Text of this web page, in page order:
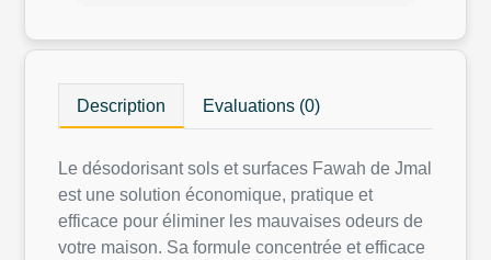
Description Evaluations (0)
Le désodorisant sols et surfaces Fawah de Jmal
est une solution économique, pratique et
efficace pour éliminer les mauvaises odeurs de
votre maison. Sa formule concentrée et efficace